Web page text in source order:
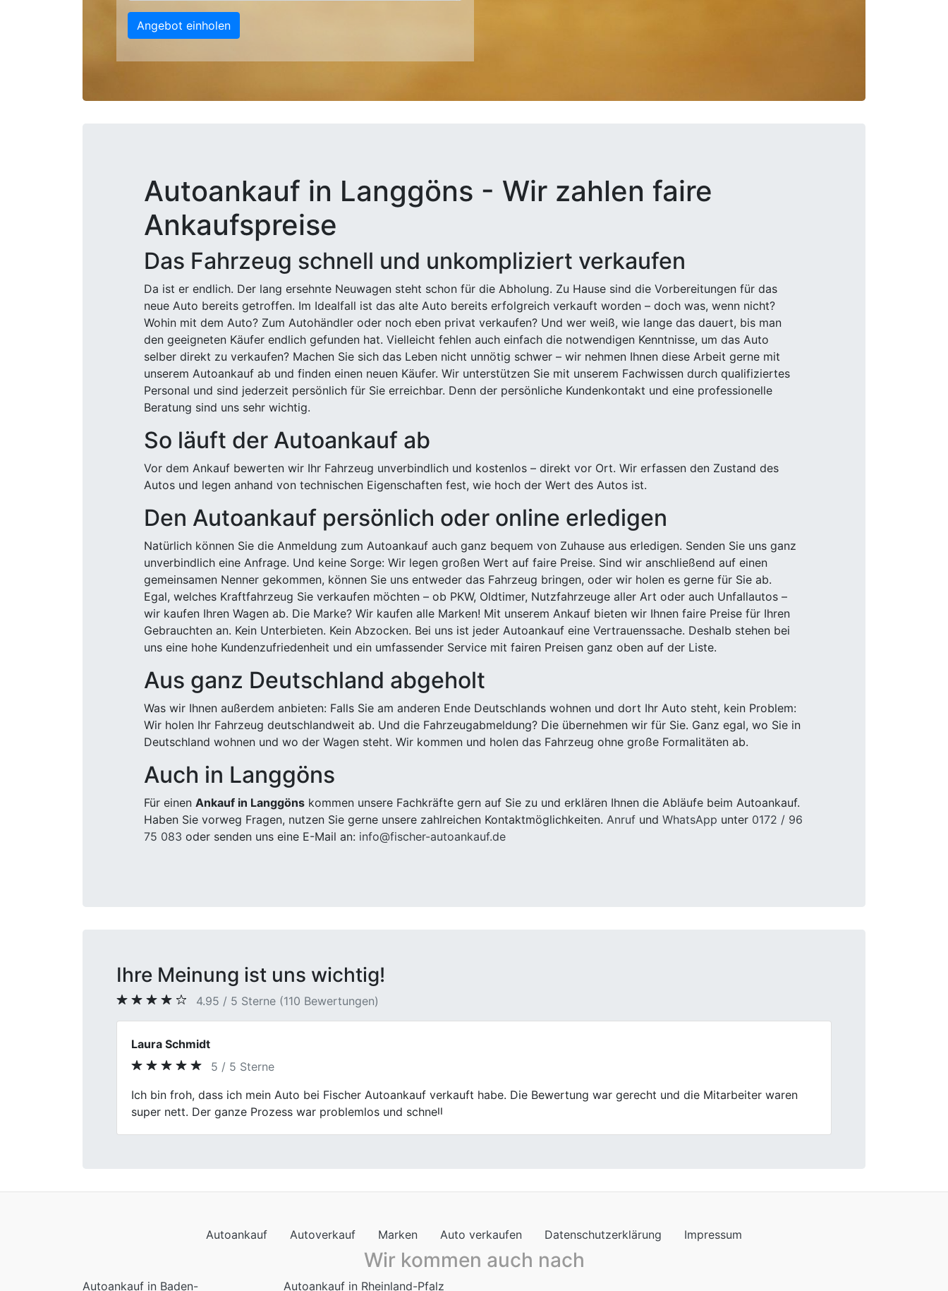
Angebot einholen
Autoankauf in Langgöns - Wir zahlen faire
Ankaufspreise
Das Fahrzeug schnell und unkompliziert verkaufen
Da ist er endlich. Der lang ersehnte Neuwagen steht schon für die Abholung. Zu Hause sind die Vorbereitungen für das
neue Auto bereits getroffen. Im Idealfall ist das alte Auto bereits erfolgreich verkauft worden – doch was, wenn nicht?
Wohin mit dem Auto? Zum Autohändler oder noch eben privat verkaufen? Und wer weiß, wie lange das dauert, bis man
den geeigneten Käufer endlich gefunden hat. Vielleicht fehlen auch einfach die notwendigen Kenntnisse, um das Auto
selber direkt zu verkaufen? Machen Sie sich das Leben nicht unnötig schwer – wir nehmen Ihnen diese Arbeit gerne mit
unserem Autoankauf ab und finden einen neuen Käufer. Wir unterstützen Sie mit unserem Fachwissen durch qualifiziertes
Personal und sind jederzeit persönlich für Sie erreichbar. Denn der persönliche Kundenkontakt und eine professionelle
Beratung sind uns sehr wichtig.
So läuft der Autoankauf ab
Vor dem Ankauf bewerten wir Ihr Fahrzeug unverbindlich und kostenlos – direkt vor Ort. Wir erfassen den Zustand des
Autos und legen anhand von technischen Eigenschaften fest, wie hoch der Wert des Autos ist.
Den Autoankauf persönlich oder online erledigen
Natürlich können Sie die Anmeldung zum Autoankauf auch ganz bequem von Zuhause aus erledigen. Senden Sie uns ganz
unverbindlich eine Anfrage. Und keine Sorge: Wir legen großen Wert auf faire Preise. Sind wir anschließend auf einen
gemeinsamen Nenner gekommen, können Sie uns entweder das Fahrzeug bringen, oder wir holen es gerne für Sie ab.
Egal, welches Kraftfahrzeug Sie verkaufen möchten – ob PKW, Oldtimer, Nutzfahrzeuge aller Art oder auch Unfallautos –
wir kaufen Ihren Wagen ab. Die Marke? Wir kaufen alle Marken! Mit unserem Ankauf bieten wir Ihnen faire Preise für Ihren
Gebrauchten an. Kein Unterbieten. Kein Abzocken. Bei uns ist jeder Autoankauf eine Vertrauenssache. Deshalb stehen bei
uns eine hohe Kundenzufriedenheit und ein umfassender Service mit fairen Preisen ganz oben auf der Liste.
Aus ganz Deutschland abgeholt
Was wir Ihnen außerdem anbieten: Falls Sie am anderen Ende Deutschlands wohnen und dort Ihr Auto steht, kein Problem:
Wir holen Ihr Fahrzeug deutschlandweit ab. Und die Fahrzeugabmeldung? Die übernehmen wir für Sie. Ganz egal, wo Sie in
Deutschland wohnen und wo der Wagen steht. Wir kommen und holen das Fahrzeug ohne große Formalitäten ab.
Auch in Langgöns
Für einen Ankauf in Langgöns kommen unsere Fachkräfte gern auf Sie zu und erklären Ihnen die Abläufe beim Autoankauf.
Haben Sie vorweg Fragen, nutzen Sie gerne unsere zahlreichen Kontaktmöglichkeiten. Anruf und WhatsApp unter 0172 / 96
75 083 oder senden uns eine E-Mail an: info@fischer-autoankauf.de
Ihre Meinung ist uns wichtig!
4.95 / 5 Sterne (110 Bewertungen)
Heinrich Alfons
5 / 5 Sterne
Wir sind zufrieden, Wort gehalten, zuverlässig.
Wir kommen auch nach
Württemberg
Autoankauf in Rheinland-Pfalz